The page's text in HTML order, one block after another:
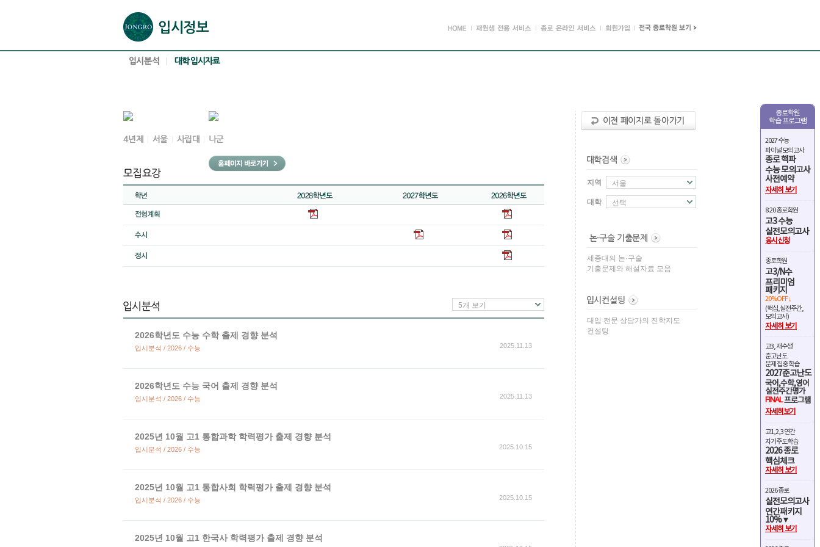
종로학원
학습 프로그램
2027 수능
파이널 모의고사
종로 핵파
수능 모의고사
사전예약
자세히 보기
8.20 종로학원
고3 수능
실전모의고사
응시신청
종로학원
고3/N수
프리미엄
패키지
20%OFF ↓
(핵심,실전주간,
모의고사)
자세히 보기
고3, 재수생
준고난도
문제 집중 학습
2027준고난도
국어,수학,영어
실전주간평가
FINAL프로그램
자세히보기
고1,2,3 연간
자기주도학습
2026 종로
핵심체크
자세히 보기
2026 종로
실전모의고사
연간패키지
10%▼
자세히 보기
5개 보기
2026학년도 수능 수학 출제 경향 분석
입시분석 / 2026 / 수능 2025.11.13
2026학년도 수능 국어 출제 경향 분석
입시분석 / 2026 / 수능 2025.11.13
2025년 10월 고1 통합과학 학력평가 출제 경향 분석
입시분석 / 2026 / 수능 2025.10.15
2025년 10월 고1 통합사회 학력평가 출제 경향 분석
입시분석 / 2026 / 수능 2025.10.15
2025년 10월 고1 한국사 학력평가 출제 경향 분석
지역 서울
대학 선택
세종대의 논·구술
기출문제와 해설자료 모음
대입 전문 상담가의 진학지도
컨설팅